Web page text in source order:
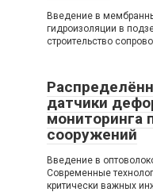
Введение в
гидроизоляции в
строительство
датчики
мониторинга
сооружений
Введение в
Современные
критически важных